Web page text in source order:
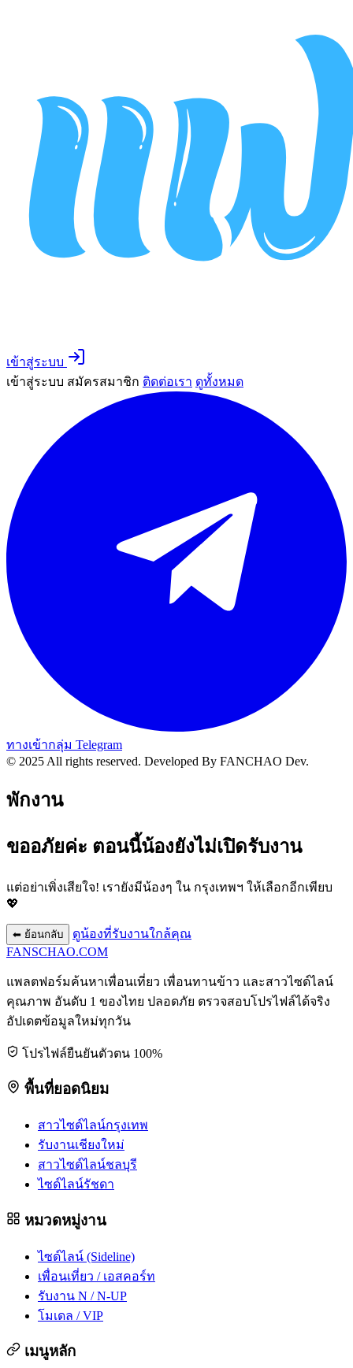
เข้าสู่ระบบ
เข้าสู่ระบบ สมัครสมาชิก ติดต่อเรา ดูทั้งหมด
ทางเข้ากลุ่ม Telegram
© 2025 All rights reserved. Developed By FANCHAO Dev.
พักงาน
ขออภัยค่ะ ตอนนี้น้องยังไม่เปิดรับงาน
แต่อย่าเพิ่งเสียใจ! เรายังมีน้องๆ ใน กรุงเทพฯ ให้เลือกอีกเพียบ
💖
⬅ ย้อนกลับ
ดูน้องที่รับงานใกล้คุณ
FANSCHAO.COM
แพลตฟอร์มค้นหาเพื่อนเที่ยว เพื่อนทานข้าว และสาวไซด์ไลน์
คุณภาพ อันดับ 1 ของไทย ปลอดภัย ตรวจสอบโปรไฟล์ได้จริง
อัปเดตข้อมูลใหม่ทุกวัน
โปรไฟล์ยืนยันตัวตน 100%
พื้นที่ยอดนิยม
สาวไซด์ไลน์กรุงเทพ
รับงานเชียงใหม่
สาวไซด์ไลน์ชลบุรี
ไซด์ไลน์รัชดา
หมวดหมู่งาน
ไซด์ไลน์ (Sideline)
เพื่อนเที่ยว / เอสคอร์ท
รับงาน N / N-UP
โมเดล / VIP
เมนูหลัก